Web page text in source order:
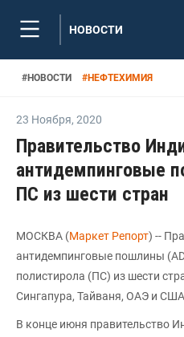
НОВОСТИ
#НОВОСТИ #НЕФТЕХИМИЯ
23 Ноября, 2020
Правительство
антидемпинговые
ПС из шести стран
МОСКВА (Маркет Репорт) --
антидемпинговые пошлины
полистирола (ПС) из шести
Сингапура, Тайваня, ОАЭ и
В конце июня правительство